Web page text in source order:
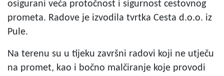
osigurani veća protočnost i sigurnost cestovnog
prometa. Radove je izvodila tvrtka Cesta d.o.o. iz
Pule.
Na terenu su u tijeku završni radovi koji ne utječu
na promet, kao i bočno malčiranje koje provodi